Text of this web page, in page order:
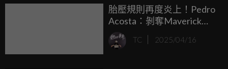
胎壓規則再度炎上！Pedro
Acosta：剝奪Maverick
Vinales的頒獎台是不公平
的！
TC 2025/04/16